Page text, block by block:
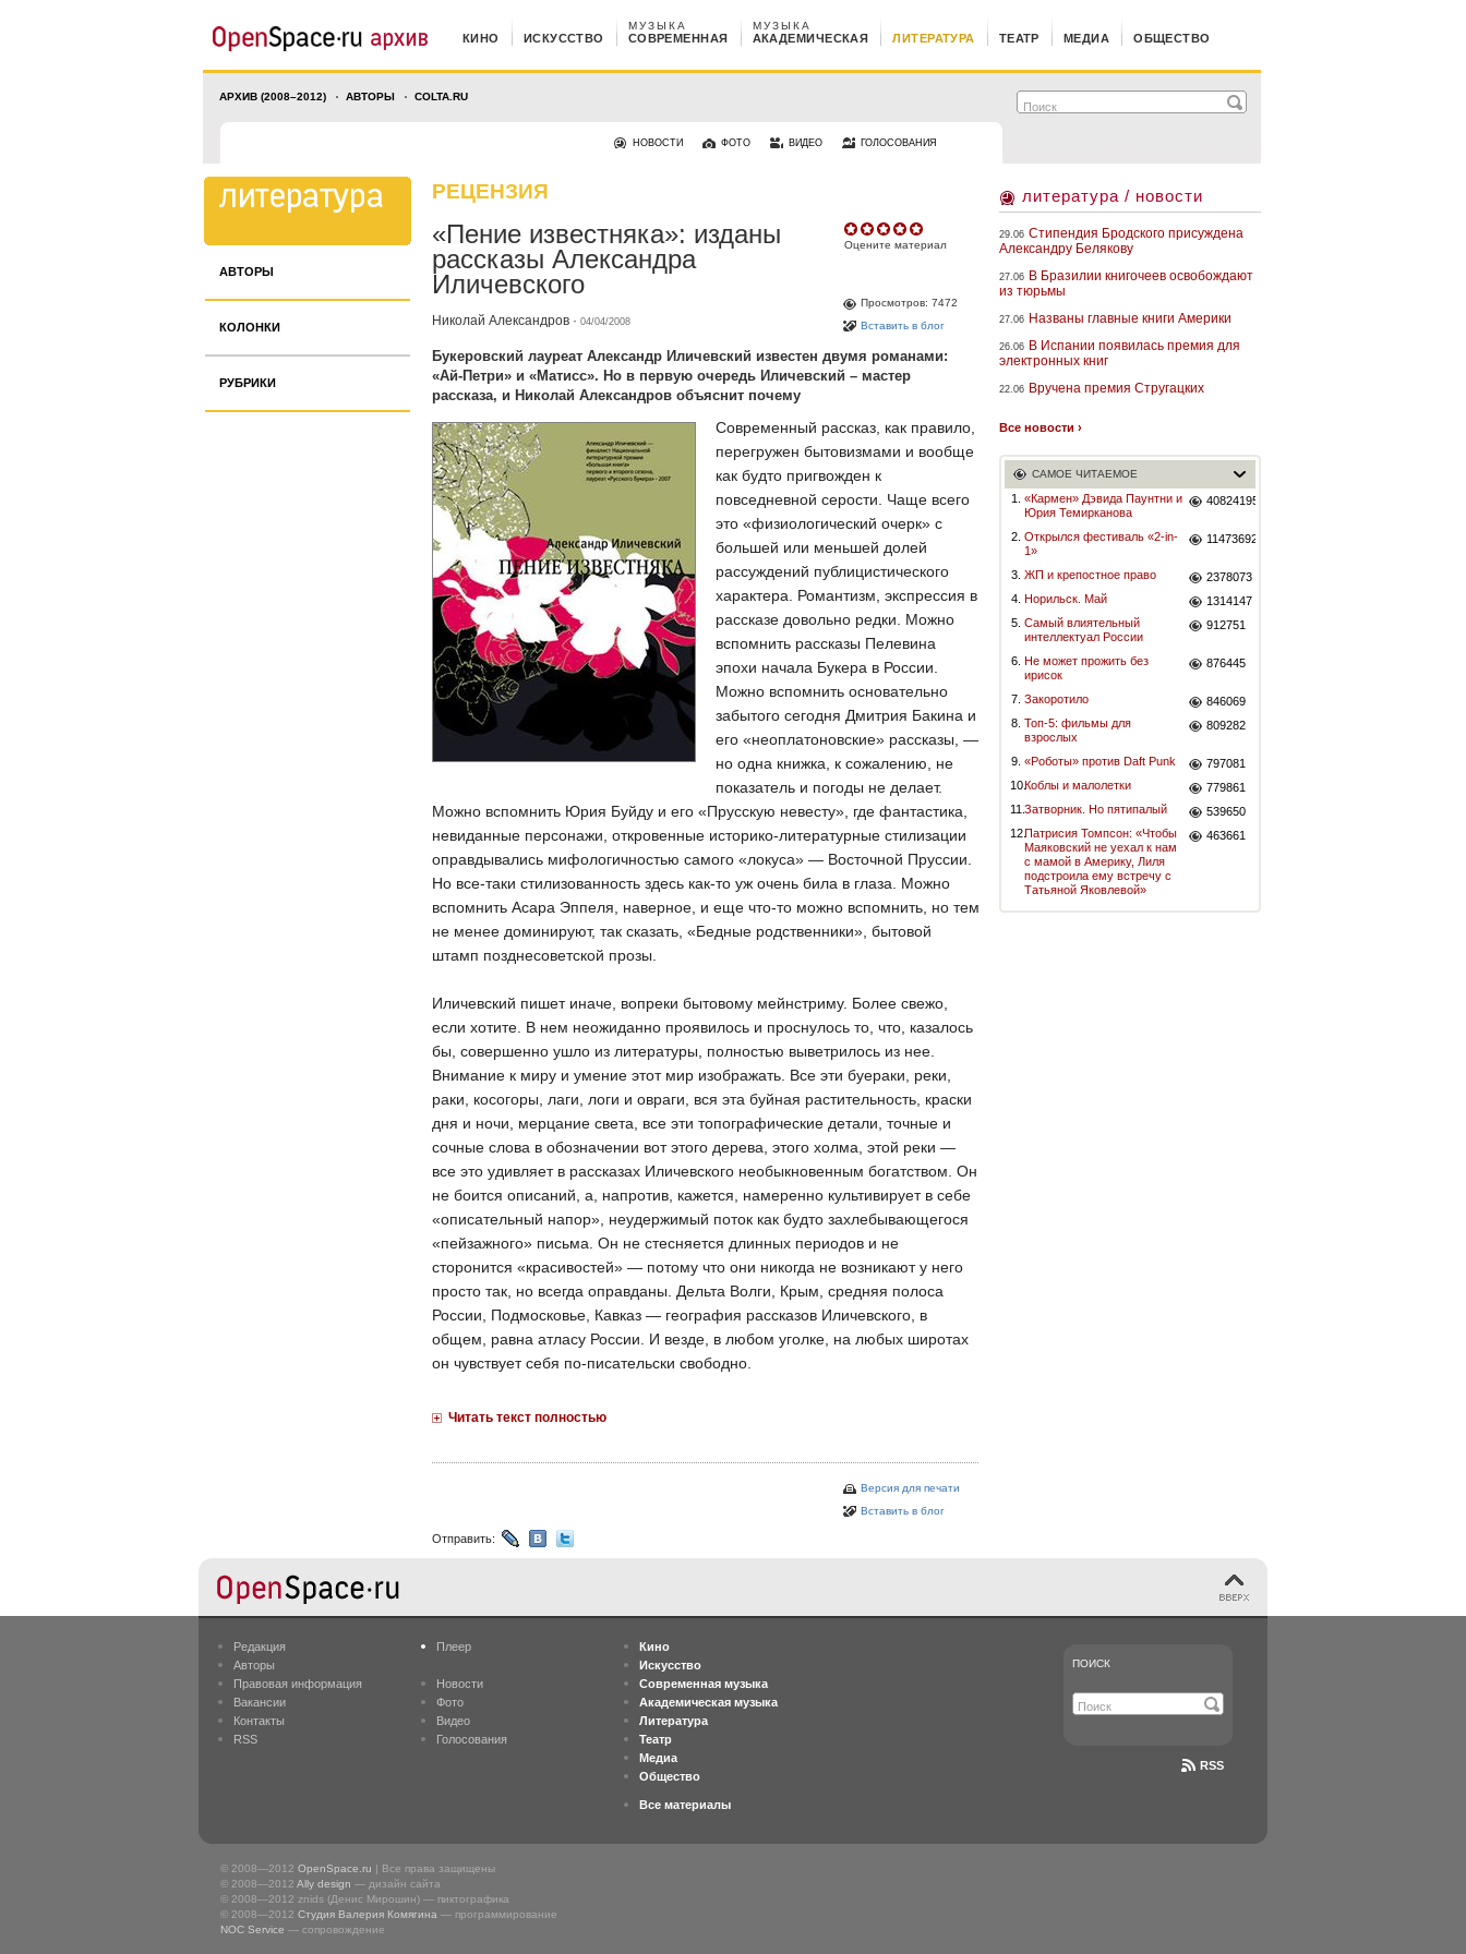
КИНО ИСКУССТВО СОВРЕМЕННАЯ
МУЗЫКА
АКАДЕМИЧЕСКАЯ
МУЗЫКА
ЛИТЕРАТУРА ТЕАТР МЕДИА ОБЩЕСТВО
АРХИВ (2008–2012) АВТОРЫ COLTA.RU
НОВОСТИ ФОТО ВИДЕО ГОЛОСОВАНИЯ
АВТОРЫ
КОЛОНКИ
РУБРИКИ
РЕЦЕНЗИЯ
Оцените материал
Просмотров: 7472
Вставить в блог
«Пение известняка»: изданы
рассказы Александра
Иличевского
Николай Александров · 04/04/2008
Букеровский лауреат Александр Иличевский известен двумя романами:
«Ай-Петри» и «Матисс». Но в первую очередь Иличевский – мастер
рассказа, и Николай Александров объяснит почему
Современный рассказ, как правило,
перегружен бытовизмами и вообще
как будто пригвожден к
повседневной серости. Чаще всего
это «физиологический очерк» с
большей или меньшей долей
рассуждений публицистического
характера. Романтизм, экспрессия в
рассказе довольно редки. Можно
вспомнить рассказы Пелевина
эпохи начала Букера в России.
Можно вспомнить основательно
забытого сегодня Дмитрия Бакина и
его «неоплатоновские» рассказы, —
но одна книжка, к сожалению, не
показатель и погоды не делает.
Можно вспомнить Юрия Буйду и его «Прусскую невесту», где фантастика,
невиданные персонажи, откровенные историко-литературные стилизации
оправдывались мифологичностью самого «локуса» — Восточной Пруссии.
Но все-таки стилизованность здесь как-то уж очень била в глаза. Можно
вспомнить Асара Эппеля, наверное, и еще что-то можно вспомнить, но тем
не менее доминируют, так сказать, «Бедные родственники», бытовой
штамп позднесоветской прозы.
Иличевский пишет иначе, вопреки бытовому мейнстриму. Более свежо,
если хотите. В нем неожиданно проявилось и проснулось то, что, казалось
бы, совершенно ушло из литературы, полностью выветрилось из нее.
Внимание к миру и умение этот мир изображать. Все эти буераки, реки,
раки, косогоры, лаги, логи и овраги, вся эта буйная растительность, краски
дня и ночи, мерцание света, все эти топографические детали, точные и
сочные слова в обозначении вот этого дерева, этого холма, этой реки —
все это удивляет в рассказах Иличевского необыкновенным богатством. Он
не боится описаний, а, напротив, кажется, намеренно культивирует в себе
«описательный напор», неудержимый поток как будто захлебывающегося
«пейзажного» письма. Он не стесняется длинных периодов и не
сторонится «красивостей» — потому что они никогда не возникают у него
просто так, но всегда оправданы. Дельта Волги, Крым, средняя полоса
России, Подмосковье, Кавказ — география рассказов Иличевского, в
общем, равна атласу России. И везде, в любом уголке, на любых широтах
он чувствует себя по-писательски свободно.
Читать текст полностью
Отправить:
Версия для печати
Вставить в блог
литература / новости
29.06 Стипендия Бродского присуждена
Александру Белякову
27.06 В Бразилии книгочеев освобождают
из тюрьмы
27.06 Названы главные книги Америки
26.06 В Испании появилась премия для
электронных книг
22.06 Вручена премия Стругацких
Все новости ›
САМОЕ ЧИТАЕМОЕ
1.
«Кармен» Дэвида Паунтни и
Юрия Темирканова
40824195
2. Открылся фестиваль «2-in-
1»
11473692
3. ЖП и крепостное право
2378073
4. Норильск. Май
1314147
5. Самый влиятельный
интеллектуал России
912751
6. Не может прожить без
ирисок
876445
7. Закоротило
846069
8. Топ-5: фильмы для
взрослых
809282
9. «Роботы» против Daft Punk
797081
10.Коблы и малолетки
779861
11.Затворник. Но пятипалый
539650
12.Патрисия Томпсон: «Чтобы
Маяковский не уехал к нам
с мамой в Америку, Лиля
подстроила ему встречу с
Татьяной Яковлевой»
463661
Редакция
Авторы
Правовая информация
Вакансии
Контакты
RSS
Плеер
Новости
Фото
Видео
Голосования
Кино
Искусство
Современная музыка
Академическая музыка
Литература
Театр
Медиа
Общество
Все материалы
ПОИСК
RSS
© 2008—2012 OpenSpace.ru | Все права защищены
© 2008—2012 Ally design — дизайн сайта
© 2008—2012 znids (Денис Мирошин) — пиктографика
© 2008—2012 Студия Валерия Комягина — программирование
NOC Service — сопровождение